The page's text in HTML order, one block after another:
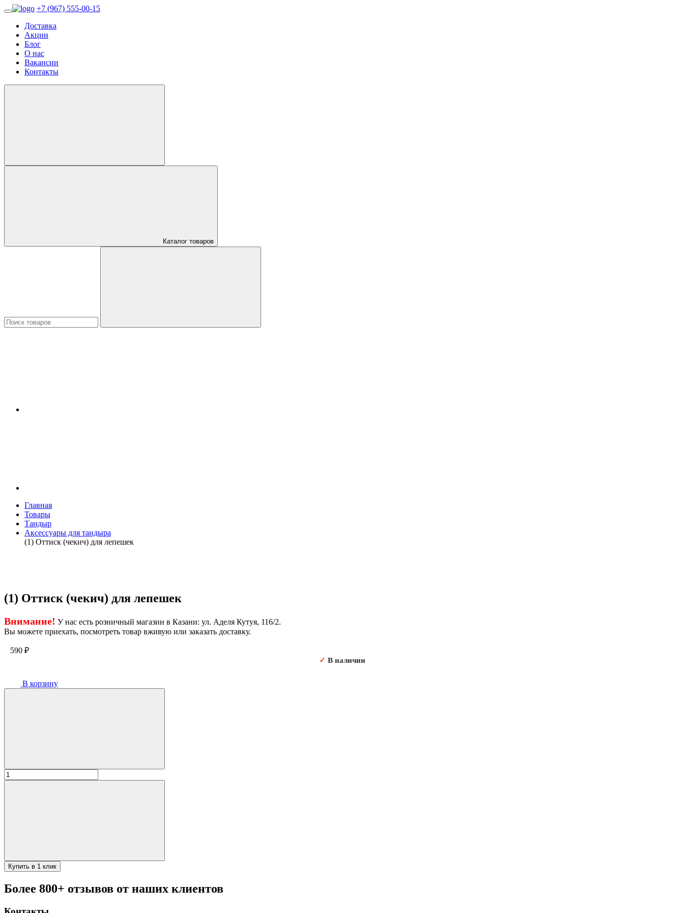
+7 (967) 555-00-15
Доставка
Акции
Блог
О нас
Вакансии
Контакты
Каталог товаров
Главная
Товары
Тандыр
Аксессуары для тандыра
(1) Оттиск (чекич) для лепешек
(1) Оттиск (чекич) для лепешек
Внимание! У нас есть розничный магазин в Казани: ул. Аделя Кутуя, 116/2.
Вы можете приехать, посмотреть товар вживую или заказать доставку.
590 ₽
✓ В наличии
В корзину
Количество
товара
Купить в 1 клик
Более 800+ отзывов от наших клиентов